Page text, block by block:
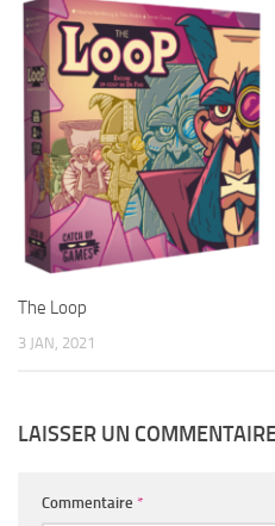
The Loop
3 JAN, 2021
LAISSER UN
Commentaire *